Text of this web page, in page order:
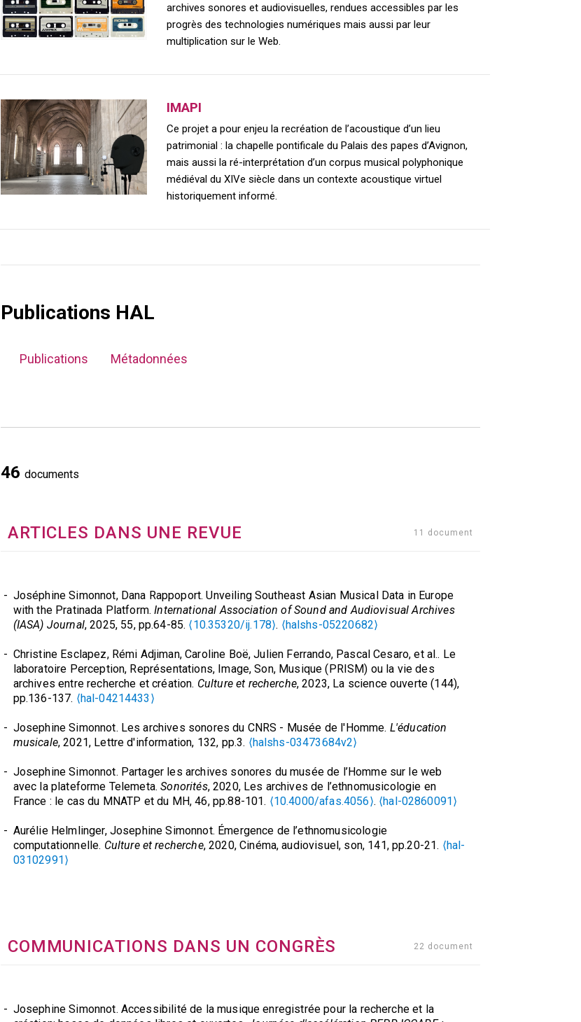
archives sonores et audiovisuelles, rendues accessibles par les
progrès des technologies numériques mais aussi par leur
multiplication sur le Web.
IMAPI
Ce projet a pour enjeu la recréation de l’acoustique d’un lieu
patrimonial : la chapelle pontificale du Palais des papes d’Avignon,
mais aussi la ré-interprétation d’un corpus musical polyphonique
médiéval du XIVe siècle dans un contexte acoustique virtuel
historiquement informé.
Publications HAL
Publications Métadonnées
46 documents
ARTICLES DANS UNE REVUE 11 document
Joséphine Simonnot, Dana Rappoport. Unveiling Southeast Asian Musical Data in Europe
with the Pratinada Platform.International Association of Sound and Audiovisual Archives
(IASA) Journal, 2025, 55, pp.64-85. ⟨10.35320/ij.178⟩. ⟨halshs-05220682⟩
Christine Esclapez, Rémi Adjiman, Caroline Boë, Julien Ferrando, Pascal Cesaro, et al.. Le
laboratoire Perception, Représentations, Image, Son, Musique (PRISM) ou la vie des
archives entre recherche et création. Culture et recherche, 2023, La science ouverte (144),
pp.136-137. ⟨hal-04214433⟩
Josephine Simonnot. Les archives sonores du CNRS - Musée de l'Homme. L'éducation
musicale, 2021, Lettre d'information, 132, pp.3. ⟨halshs-03473684v2⟩
Josephine Simonnot. Partager les archives sonores du musée de l’Homme sur le web
avec la plateforme Telemeta.Sonorités, 2020, Les archives de l’ethnomusicologie en
France : le cas du MNATP et du MH, 46, pp.88-101. ⟨10.4000/afas.4056⟩. ⟨hal-02860091⟩
Aurélie Helmlinger, Josephine Simonnot. Émergence de l’ethnomusicologie
computationnelle. Culture et recherche, 2020, Cinéma, audiovisuel, son, 141, pp.20-21. ⟨hal-
03102991⟩
⟨10.22201/iibi.24488321xe.2018.77.58005⟩
02861549⟩
d'ethnomusicologie, 2017, Dossier : Perspectives – Quel devenir pour l’ethnomusicologie
COMMUNICATIONS DANS UN CONGRÈS 22 document
Josephine Simonnot. Accessibilité de la musique enregistrée pour la recherche et la